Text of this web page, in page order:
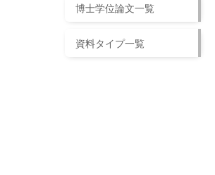
博士学位論文一覧
資料タイプ一覧